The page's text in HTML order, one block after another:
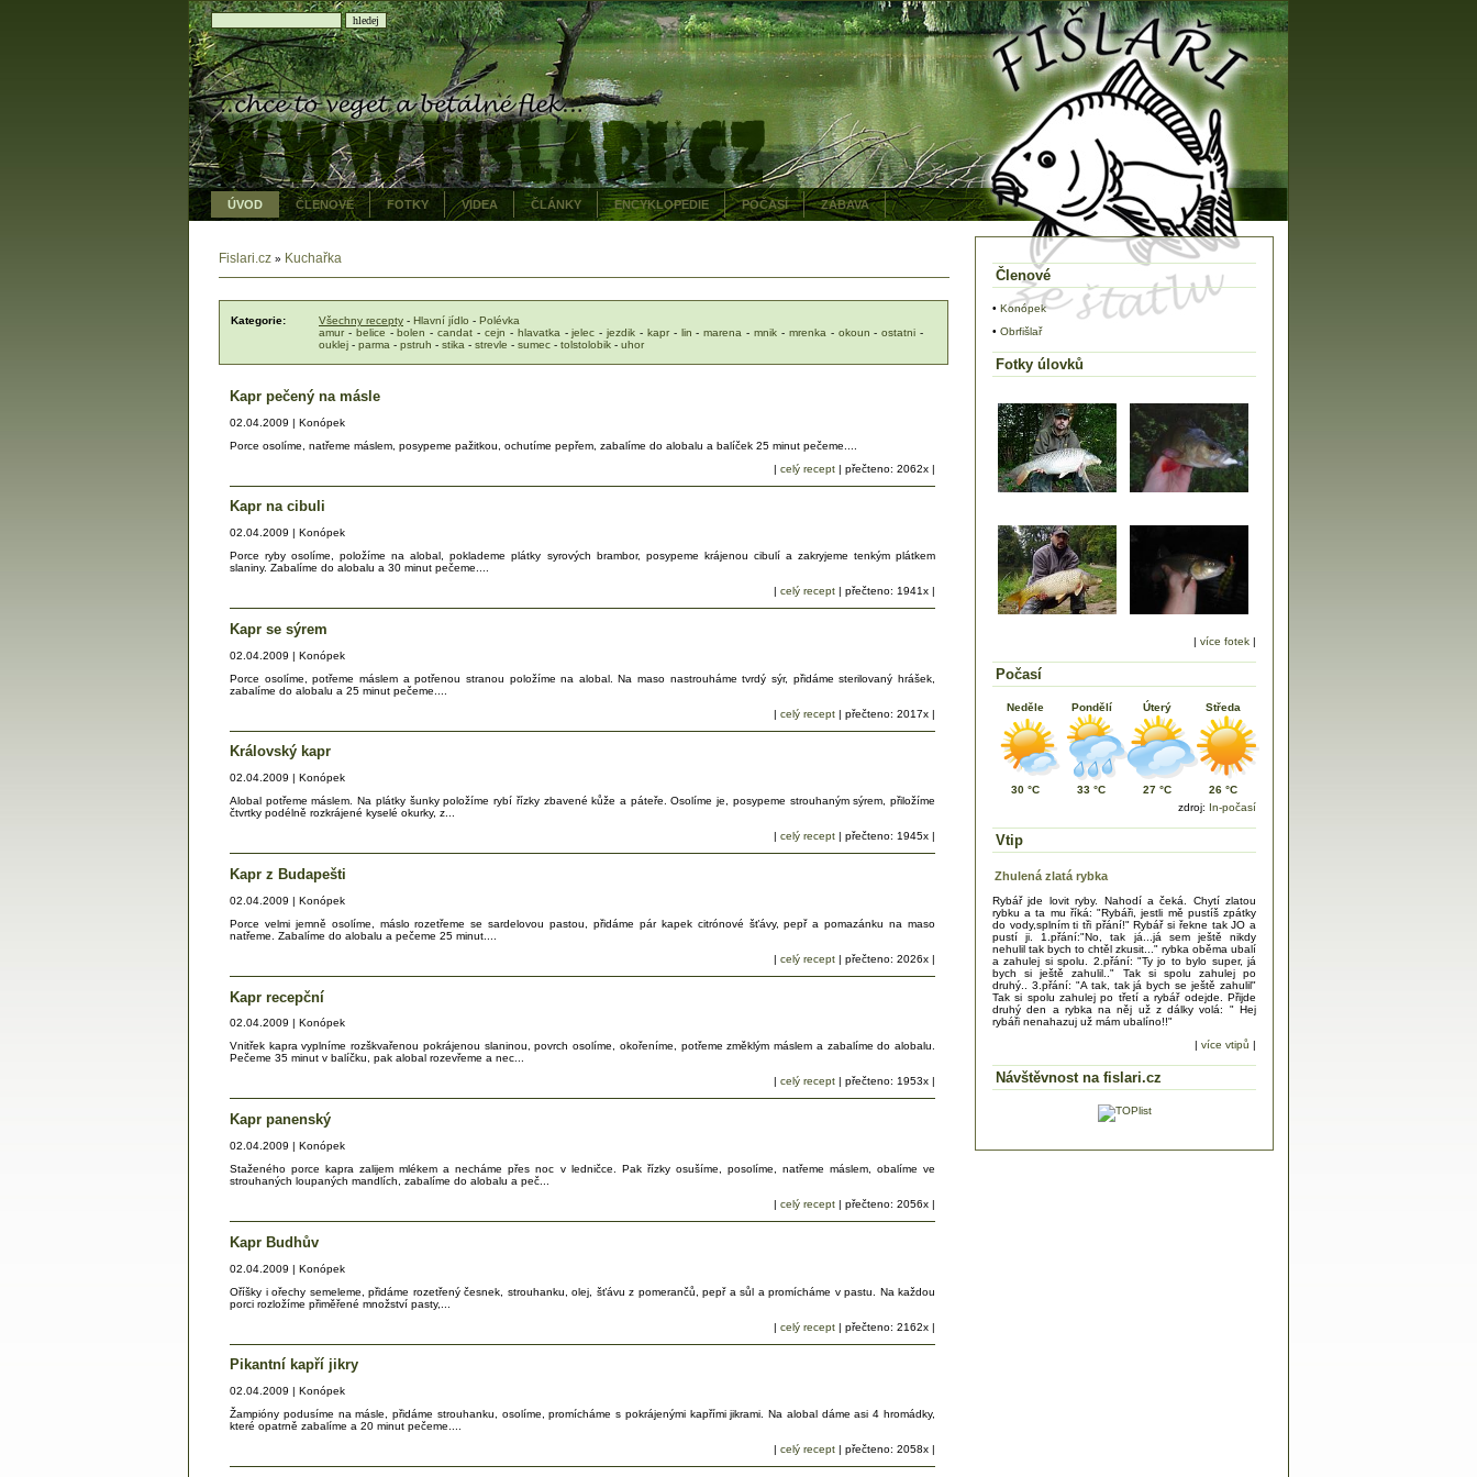
ÚVOD ČLENOVÉ FOTKY VIDEA ČLÁNKY ENCYKLOPEDIE POČASÍ ZÁBAVA
Fislari.cz » Kuchařka
Kategorie: Všechny recepty - Hlavní jídlo - Polévka
amur- belice -bolen -candat - cejn - hlavatka -jelec -jezdik - kapr- lin -marena -mnik - mrenka - okoun -ostatni -
ouklej - parma - pstruh - stika - strevle - sumec - tolstolobik - uhor
Kapr pečený na másle
02.04.2009 | Konópek
Porce osolíme, natřeme máslem, posypeme pažitkou, ochutíme pepřem, zabalíme do alobalu a balíček 25 minut pečeme....
| celý recept | přečteno: 2062x |
Kapr na cibuli
02.04.2009 | Konópek
Porce ryby osolíme, položíme na alobal, poklademe plátky syrových brambor, posypeme krájenou cibulí a zakryjeme tenkým plátkem
slaniny. Zabalíme do alobalu a 30 minut pečeme....
| celý recept | přečteno: 1941x |
Kapr se sýrem
02.04.2009 | Konópek
Porce osolíme, potřeme máslem a potřenou stranou položíme na alobal. Na maso nastrouháme tvrdý sýr, přidáme sterilovaný hrášek,
zabalíme do alobalu a 25 minut pečeme....
| celý recept | přečteno: 2017x |
Královský kapr
02.04.2009 | Konópek
Alobal potřeme máslem. Na plátky šunky položíme rybí řízky zbavené kůže a páteře. Osolíme je, posypeme strouhaným sýrem, přiložíme
čtvrtky podélně rozkrájené kyselé okurky, z...
| celý recept | přečteno: 1945x |
Kapr z Budapešti
02.04.2009 | Konópek
Porce velmi jemně osolíme, máslo rozetřeme se sardelovou pastou, přidáme pár kapek citrónové šťávy, pepř a pomazánku na maso
natřeme. Zabalíme do alobalu a pečeme 25 minut....
| celý recept | přečteno: 2026x |
Kapr recepční
02.04.2009 | Konópek
Vnitřek kapra vyplníme rozškvařenou pokrájenou slaninou, povrch osolíme, okořeníme, potřeme změklým máslem a zabalíme do alobalu.
Pečeme 35 minut v balíčku, pak alobal rozevřeme a nec...
celý recept | přečteno: 1953x |
Kapr panenský
02.04.2009 | Konópek
Staženého porce kapra zalijem mlékem a necháme přes noc v ledničce. Pak řízky osušíme, posolíme, natřeme máslem, obalíme ve
strouhaných loupaných mandlích, zabalíme do alobalu a peč...
| celý recept | přečteno: 2056x |
Kapr Budhův
02.04.2009 | Konópek
Oříšky i ořechy semeleme, přidáme rozetřený česnek, strouhanku, olej, šťávu z pomerančů, pepř a sůl a promícháme v pastu. Na každou
porci rozložíme přiměřené množství pasty,...
| celý recept | přečteno: 2162x |
Pikantní kapří jikry
02.04.2009 | Konópek
Žampióny podusíme na másle, přidáme strouhanku, osolíme, promícháme s pokrájenými kapřími jikrami. Na alobal dáme asi 4 hromádky,
které opatrně zabalíme a 20 minut pečeme....
| celý recept | přečteno: 2058x |
Členové
• Konópek
• Obrfišlař
Fotky úlovků
| více fotek |
Počasí
Neděle
30 °C
Pondělí
33 °C
Úterý
27 °C
Středa
26 °C
zdroj: In-počasí
Vtip
Zhulená zlatá rybka
Rybář jde lovit ryby. Nahodí a čeká. Chytí zlatou
rybku a ta mu říká: "Rybáři, jestli mě pustíš zpátky
do vody,splním ti tři přání!" Rybář si řekne tak JO a
pustí ji. 1.přání:"No, tak já...já sem ještě nikdy
nehulil tak bych to chtěl zkusit..." rybka oběma ubalí
a zahulej si spolu. 2.přání: "Ty jo to bylo super, já
bych si ještě zahulil.." Tak si spolu zahulej po
druhý.. 3.přání: "A tak, tak já bych se ještě zahulil"
Tak si spolu zahulej po třetí a rybář odejde. Přijde
druhý den a rybka na něj už z dálky volá: " Hej
rybáři nenahazuj už mám ubalíno!!"
| více vtipů |
Návštěvnost na fislari.cz